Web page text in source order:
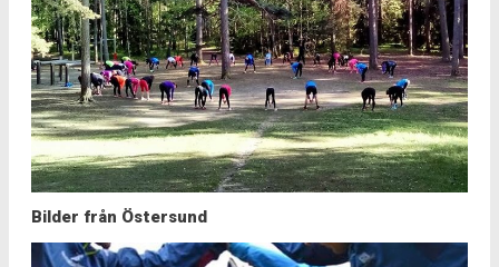
Bilder från Östersund